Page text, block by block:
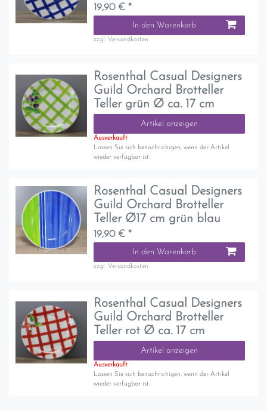
19,90 € *
In den Warenkorb
zzgl. Versandkosten
Rosenthal Casual Designers
Guild Orchard Brotteller
Teller grün Ø ca. 17 cm
Artikel anzeigen
Ausverkauft
Lassen Sie sich benachrichigen, wenn der Artikel
wieder verfügbar ist.
Rosenthal Casual Designers
Guild Orchard Brotteller
Teller Ø17 cm grün blau
19,90 € *
In den Warenkorb
zzgl. Versandkosten
Rosenthal Casual Designers
Guild Orchard Brotteller
Teller rot Ø ca. 17 cm
Artikel anzeigen
Ausverkauft
Lassen Sie sich benachrichigen, wenn der Artikel
wieder verfügbar ist.